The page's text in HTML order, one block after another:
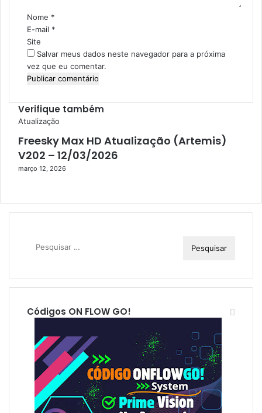
i
o
*
Nome *
E-mail *
Site
Salvar meus dados neste navegador para a próxima
vez que eu comentar.
Verifique também
F
c
h
a
Atualização
Freesky Max HD Atualização (Artemis)
V202 – 12/03/2026
março 12, 2026
q
s
p
r
:
Códigos ON FLOW GO!